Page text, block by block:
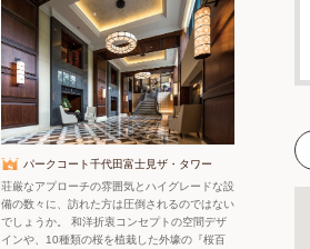
パークコート千代田富士見ザ・タワー
荘厳なアプローチの雰囲気とハイグレードな設
備の数々に、訪れた方は圧倒されるのではない
でしょうか。 和洋折衷コンセプトの空間デザ
インや、10種類の桜を植栽した外壕の『桜百